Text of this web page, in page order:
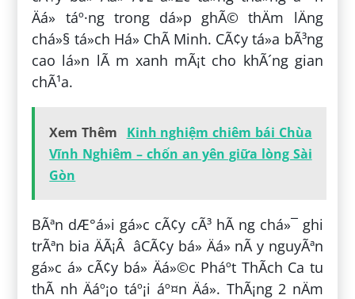
Äá» táº·ng trong dá»p ghÃ© thÄm lÄng
chá»§ tá»ch Há» ChÃ­ Minh. CÃ¢y tá»a bÃ³ng
cao lá»n lÃ m xanh mÃ¡t cho khÃ´ng gian
chÃ¹a.
Xem Thêm
Kinh nghiệm chiêm bái Chùa
Vĩnh Nghiêm – chốn an yên giữa lòng Sài
Gòn
BÃªn dÆ°á»i gá»c cÃ¢y cÃ³ hÃ ng chá»¯ ghi
trÃªn bia ÄÃ¡Â âCÃ¢y bá» Äá» nÃ y nguyÃªn
gá»c á» cÃ¢y bá» Äá»©c Pháº­t ThÃ­ch Ca tu
thÃ nh Äáº¡o táº¡i áº¤n Äá». ThÃ¡ng 2 nÄm